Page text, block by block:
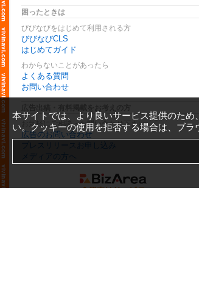
困ったときは
びびなびをはじめて利用される方
びびなびCLS
はじめてガイド
わからないことがあったら
よくある質問
お問い合わせ
お気軽にご相談・お問い合わせ下さい
広告のお問い合わせ
プレスリリースお申し込み
メディアの方へ
本サイトでは、より良いサービス提供のた
い。クッキーの使用を拒否する場合は、ブラ